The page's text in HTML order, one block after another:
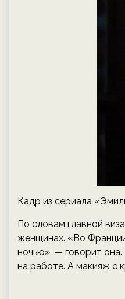
Кадр из сериала
По словам главной
женщинах. «Во
ночью», — говорит
на работе. А макияж с